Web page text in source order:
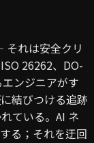
れは安全クリ
26262、DO-
ンジニアがす
結びつける追跡
ている。AI ネ
る；それを迂回